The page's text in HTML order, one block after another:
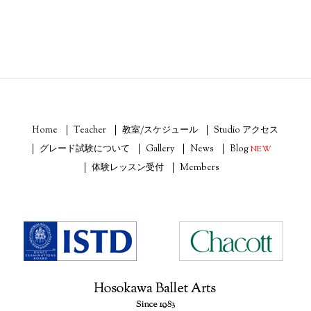
Home Teacher 教室/スケジュール
Studio アクセス
グレード試験について
Gallery News BlogNEW
体験レッスン受付
Members